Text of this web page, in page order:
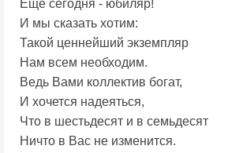
Еще сегодня - юбиляр!
И мы сказать хотим:
Такой ценнейший экземпляр
Нам всем необходим.
Ведь Вами коллектив богат,
И хочется надеяться,
Что в шестьдесят и в семьдесят
Ничто в Вас не изменится.